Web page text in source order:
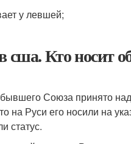
у левшей;
сша. Кто носит
Союза принято
на Руси его носили на
статус.